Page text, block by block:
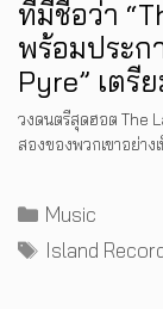
ที่มีชื่อว่า
พร้อมประก
Pyre” เตรี
วงดนตรีสุดฮอต The
สองของพวกเขาอย่าง
Categories
Music
Tags
Island
PREP คั
MUSIC,
INTERVIEW,